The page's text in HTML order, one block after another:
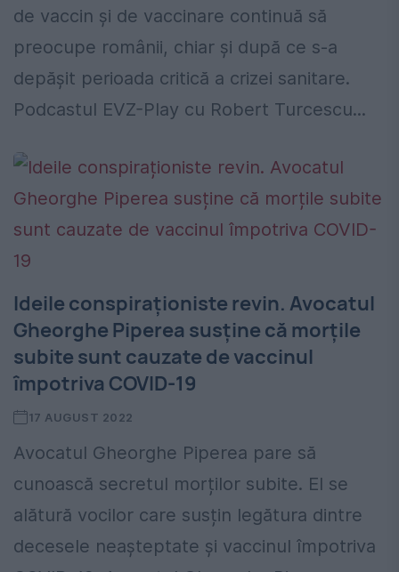
de vaccin şi de vaccinare continuă să
preocupe românii, chiar și după ce s-a
depășit perioada critică a crizei sanitare.
Podcastul EVZ-Play cu Robert Turcescu...
Ideile conspiraționiste revin. Avocatul
Gheorghe Piperea susține că morțile
subite sunt cauzate de vaccinul
împotriva COVID-19
17 AUGUST 2022
Avocatul Gheorghe Piperea pare să
cunoască secretul morților subite. El se
alătură vocilor care susțin legătura dintre
decesele neașteptate și vaccinul împotriva